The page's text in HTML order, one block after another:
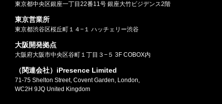
東京都中央区銀座一丁目22番11号 銀座大竹ビジデンス2階
東京営業所
東京都渋谷区桜丘町１４−１ ハッチェリー渋谷
大阪開発拠点
大阪府大阪市中央区谷町１丁目３−５ 3F COBOX内
（関連会社）iPresence Limited
71-75 Shelton Street, Covent Garden, London,
WC2H 9JQ United Kingdom